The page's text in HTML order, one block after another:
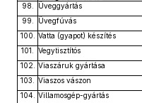
98.
Üveggyártás
99.
Üvegfúvás
100.
Vatta (gyapot) készítés
101.
Vegytisztítós
102.
Viaszáruk gyártása
103.
Viaszos vászon
104.
Villamosgép-gyártás